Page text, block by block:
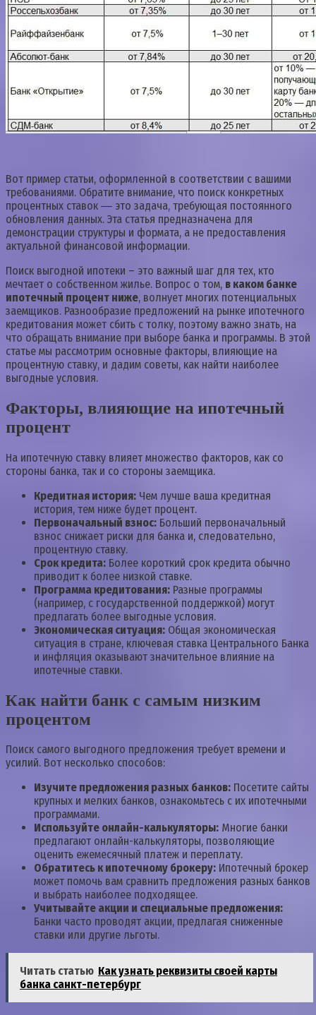
Вот пример статьи, оформленной в соответствии с вашими
требованиями. Обратите внимание, что поиск конкретных
процентных ставок ― это задача, требующая постоянного
обновления данных. Эта статья предназначена для
демонстрации структуры и формата, а не предоставления
актуальной финансовой информации.
Поиск выгодной ипотеки – это важный шаг для тех, кто
мечтает о собственном жилье. Вопрос о том, в каком банке
ипотечный процент ниже, волнует многих потенциальных
заемщиков. Разнообразие предложений на рынке ипотечного
кредитования может сбить с толку, поэтому важно знать, на
что обращать внимание при выборе банка и программы. В этой
статье мы рассмотрим основные факторы, влияющие на
процентную ставку, и дадим советы, как найти наиболее
выгодные условия.
Факторы, влияющие на ипотечный
процент
На ипотечную ставку влияет множество факторов, как со
стороны банка, так и со стороны заемщика.
Кредитная история: Чем лучше ваша кредитная
история, тем ниже будет процент.
Первоначальный взнос: Больший первоначальный
взнос снижает риски для банка и, следовательно,
процентную ставку.
Срок кредита: Более короткий срок кредита обычно
приводит к более низкой ставке.
Программа кредитования: Разные программы
(например, с государственной поддержкой) могут
предлагать более выгодные условия.
Экономическая ситуация: Общая экономическая
ситуация в стране, ключевая ставка Центрального Банка
и инфляция оказывают значительное влияние на
ипотечные ставки.
Как найти банк с самым низким
процентом
Поиск самого выгодного предложения требует времени и
усилий. Вот несколько способов:
Изучите предложения разных банков: Посетите сайты
крупных и мелких банков, ознакомьтесь с их ипотечными
программами.
Используйте онлайн-калькуляторы: Многие банки
предлагают онлайн-калькуляторы, позволяющие
оценить ежемесячный платеж и переплату.
Обратитесь к ипотечному брокеру: Ипотечный брокер
может помочь вам сравнить предложения разных банков
и выбрать наиболее подходящее.
Учитывайте акции и специальные предложения:
Банки часто проводят акции, предлагая сниженные
ставки или другие льготы.
Читать статью Как узнать реквизиты своей карты
банка санкт-петербург